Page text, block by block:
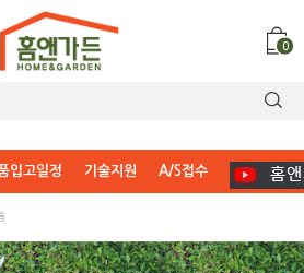
0
입고일정 기술지원 A/S접수